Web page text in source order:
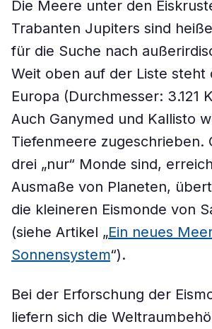
Die Meere unter den
Trabanten Jupiters sind
für die Suche nach
Weit oben auf der Liste steht
Europa (Durchmesser: 3.121
Auch Ganymed und Kallisto
Tiefenmeere zugeschrieben.
drei „nur“ Monde sind,
Ausmaße von Planeten,
die kleineren Eismonde von
(siehe Artikel „Ein neues
Sonnensystem“).
Bei der Erforschung der
liefern sich die